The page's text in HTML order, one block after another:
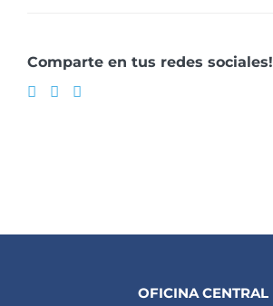
Comparte en tus redes sociales!
OFICINA CENTRAL